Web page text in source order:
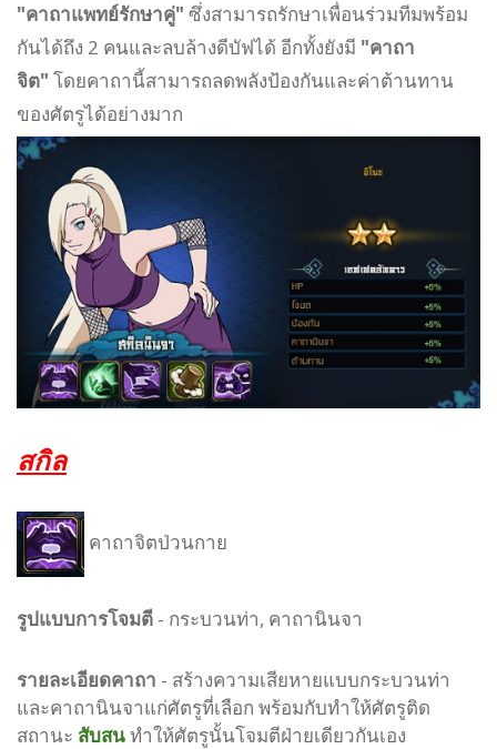
"คาถาแพทย์รักษาคู่" ซึ่งสามารถรักษาเพื่อนร่วมทีมพร้อม
กันได้ถึง 2 คนและลบล้างดีบัฟได้ อีกทั้งยังมี "คาถา
จิต" โดยคาถานี้สามารถลดพลังป้องกันและค่าต้านทาน
ของศัตรูได้อย่างมาก
สกิล
คาถาจิตป่วนกาย
รูปแบบการโจมตี - กระบวนท่า, คาถานินจา
รายละเอียดคาถา - สร้างความเสียหายแบบกระบวนท่า
และคาถานินจาแก่ศัตรูที่เลือก พร้อมกับทำให้ศัตรูติด
สถานะ สับสนทำให้ศัตรูนั้นโจมตีฝ่ายเดียวกันเอง